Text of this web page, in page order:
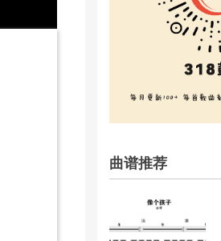
曲谱推荐